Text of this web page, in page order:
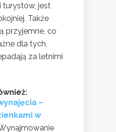
turystów, jest
Także
przyjemne, co
dla tych,
za letnimi
–
w